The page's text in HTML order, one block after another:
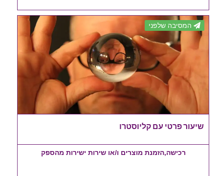
המסיבה שלפני
שיעור פרטי עם קליוסטרו
רכישה,הזמנת מוצרים ו/או שירות ישירות מהספק